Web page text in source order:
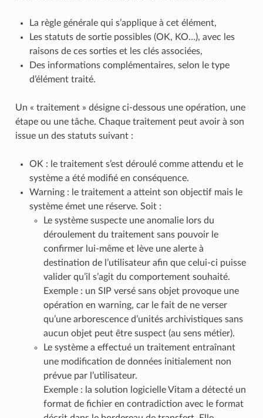
La règle générale qui s’applique à cet élément,
Les statuts de sortie possibles (OK, KO…), avec les
raisons de ces sorties et les clés associées,
Des informations complémentaires, selon le type
d’élément traité.
Un « traitement » désigne ci-dessous une opération, une
étape ou une tâche. Chaque traitement peut avoir à son
issue un des statuts suivant :
OK : le traitement s’est déroulé comme attendu et le
système a été modifié en conséquence.
Warning : le traitement a atteint son objectif mais le
système émet une réserve. Soit :
Le système suspecte une anomalie lors du
déroulement du traitement sans pouvoir le
confirmer lui-même et lève une alerte à
destination de l’utilisateur afin que celui-ci puisse
valider qu’il s’agit du comportement souhaité.
Exemple : un SIP versé sans objet provoque une
opération en warning, car le fait de ne verser
qu’une arborescence d’unités archivistiques sans
aucun objet peut être suspect (au sens métier).
Le système a effectué un traitement entraînant
une modification de données initialement non
prévue par l’utilisateur.
Exemple : la solution logicielle Vitam a détecté un
format de fichier en contradiction avec le format